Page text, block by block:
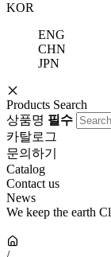
KOR
ENG
CHN
JPN
Products Search
상품명 필수
카탈로그
문의하기
Catalog
Contact us
News
We keep the earth